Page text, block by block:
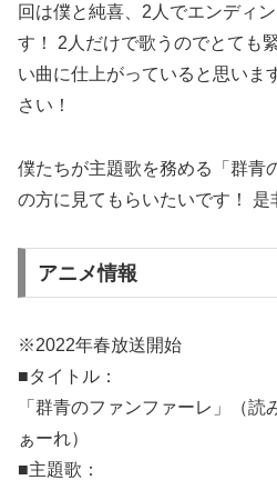
回は僕と純喜、2人でエンディ
す！ 2人だけで歌うのでとても
い曲に仕上がっていると思いま
さい！
僕たちが主題歌を務める「群青
の方に見てもらいたいです！ 是
アニメ情報
※2022年春放送開始
■タイトル：
「群青のファンファーレ」（
ぁーれ）
■主題歌：